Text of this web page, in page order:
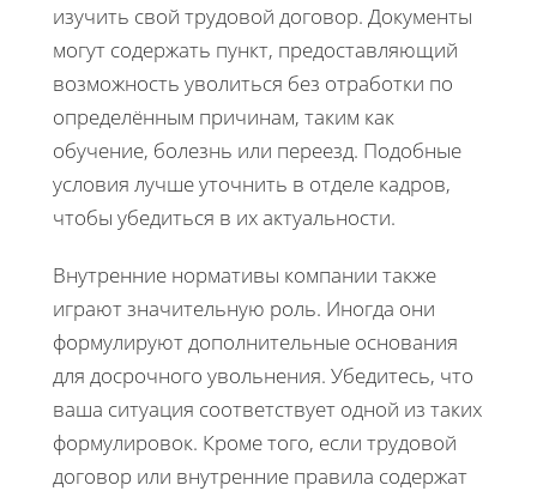
изучить свой трудовой договор. Документы
могут содержать пункт, предоставляющий
возможность уволиться без отработки по
определённым причинам, таким как
обучение, болезнь или переезд. Подобные
условия лучше уточнить в отделе кадров,
чтобы убедиться в их актуальности.
Внутренние нормативы компании также
играют значительную роль. Иногда они
формулируют дополнительные основания
для досрочного увольнения. Убедитесь, что
ваша ситуация соответствует одной из таких
формулировок. Кроме того, если трудовой
договор или внутренние правила содержат